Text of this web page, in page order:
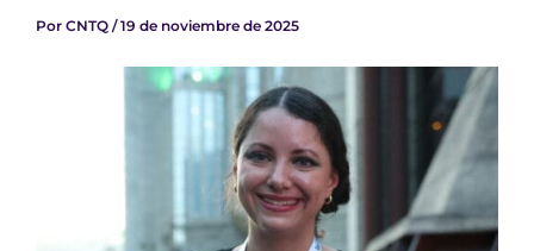
Por CNTQ /19 de noviembre de 2025